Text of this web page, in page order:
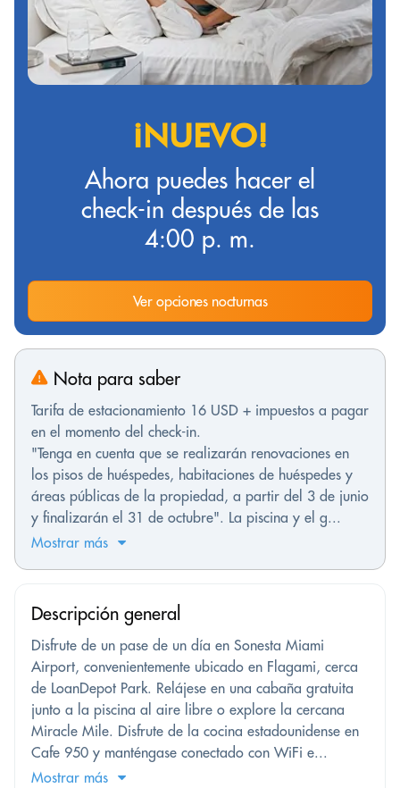
¡NUEVO!
Ahora puedes hacer el
check-in después de las
4:00 p. m.
Ver opciones nocturnas
Nota para saber
Tarifa de estacionamiento 16 USD + impuestos a pagar
en el momento del check-in.
"Tenga en cuenta que se realizarán renovaciones en
los pisos de huéspedes, habitaciones de huéspedes y
áreas públicas de la propiedad, a partir del 3 de junio
y finalizarán el 31 de octubre". La piscina y el g...
Mostrar más
Descripción general
Disfrute de un pase de un día en Sonesta Miami
Airport, convenientemente ubicado en Flagami, cerca
de LoanDepot Park. Relájese en una cabaña gratuita
junto a la piscina al aire libre o explore la cercana
Miracle Mile. Disfrute de la cocina estadounidense en
Cafe 950 y manténgase conectado con WiFi e...
Mostrar más